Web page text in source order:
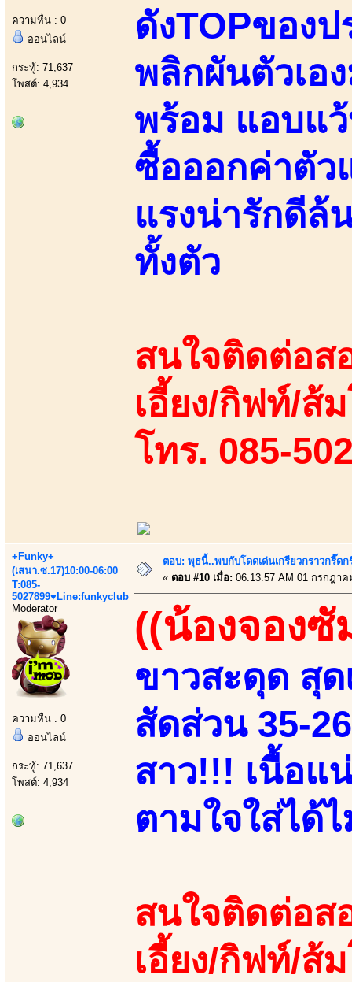
ความหื่น : 0
ออนไลน์
กระทู้: 71,637
โพสต์: 4,934
ดังTOPของ
พลิกผันตัวเอ
พร้อม แอบแ
ซื้อออกค่าตัว
แรงน่ารักดีล้
ทั้งตัว
สนใจติดต่อส
เอี้ยง/กิฟท์/ส้
โทร. 085-
+Funky+
(เสนา.ซ.17)10:00-06:00
T:085-
5027899♥Line:funkyclub
Moderator
ความหื่น : 0
ออนไลน์
กระทู้: 71,637
โพสต์: 4,934
ตอบ: พุธนี้..พบกับโดดเด่นเกรียวกราวกรี๊
« ตอบ #10 เมื่อ: 06:13:57 AM 01 กรกฎาค
((น้องจองซั
ขาวสะดุด สุด
สัดส่วน 35-
สาว!!! เนื้อ
ตามใจใส่ได้
สนใจติดต่อส
เอี้ยง/กิฟท์/ส้